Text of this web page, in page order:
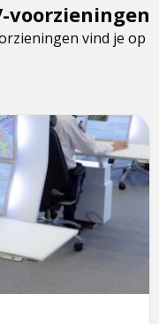
voorzieningen
vind je op